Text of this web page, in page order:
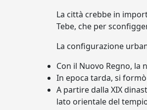
La città crebbe in
Tebe, che per
La configurazione
Con il Nuovo Regno, la
In epoca tarda, si
A partire dalla XIX
lato orientale del